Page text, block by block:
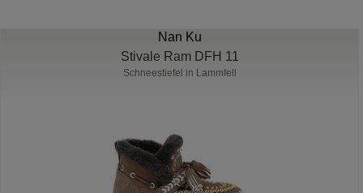
Nan Ku
Stivale Ram DFH 11
Schneestiefel in Lammfell